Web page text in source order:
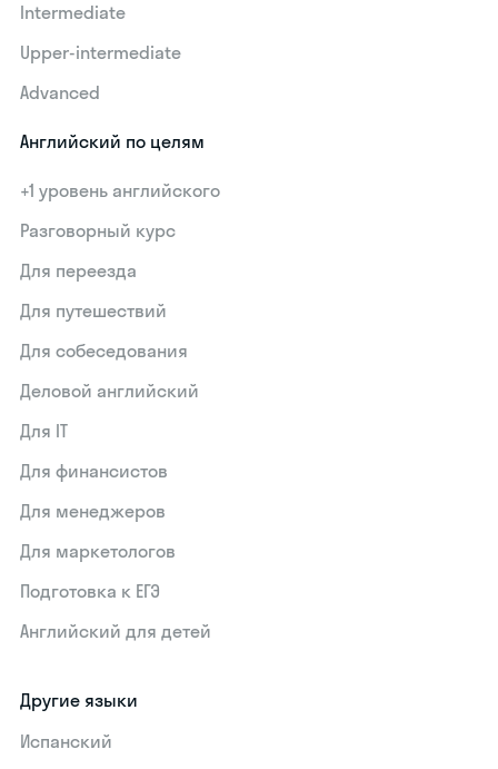
Intermediate
Upper-intermediate
Advanced
Английский по целям
+1 уровень английского
Разговорный курс
Для переезда
Для путешествий
Для собеседования
Деловой английский
Для IT
Для финансистов
Для менеджеров
Для маркетологов
Подготовка к ЕГЭ
Английский для детей
Другие языки
Испанский